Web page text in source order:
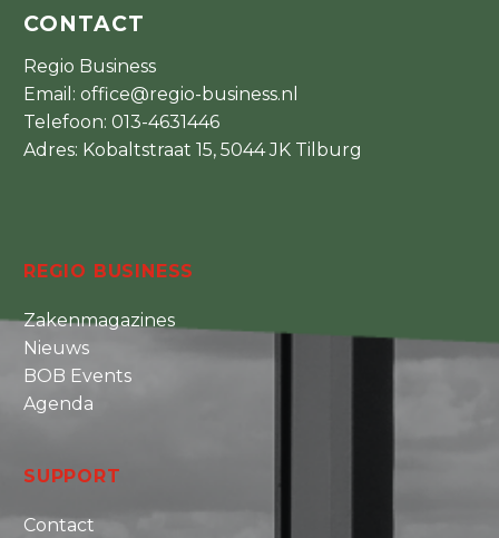
CONTACT
Regio Business
Email: office@regio-business.nl
Telefoon: 013-4631446
Adres: Kobaltstraat 15, 5044 JK Tilburg
REGIO BUSINESS
Zakenmagazines
Nieuws
BOB Events
Agenda
SUPPORT
Contact